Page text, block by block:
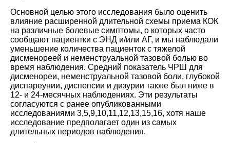
Основной целью этого исследования было оценить
влияние расширенной длительной схемы приема КОК
на различные болевые симптомы, о которых часто
сообщают пациентки с ЭНД и/или АГ, и мы наблюдали
уменьшение количества пациенток с тяжелой
дисменореей и неменструальной тазовой болью во
время наблюдения. Средний показатель ЧРШ для
дисменореи, неменструальной тазовой боли, глубокой
диспареунии, диспепсии и дизурии также был ниже в
12- и 24-месячных наблюдениях. Эти результаты
согласуются с ранее опубликованными
исследованиями 3,5,9,10,11,12,13,15,16, хотя наше
исследование предполагает один из самых
длительных периодов наблюдения.